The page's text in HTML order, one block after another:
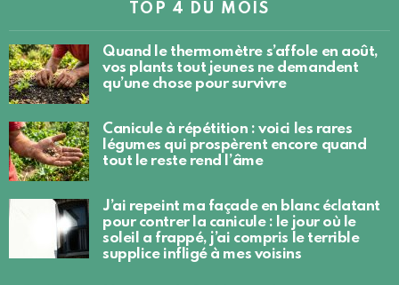
TOP 4 DU MOIS
Quand le thermomètre s’affole en août,
vos plants tout jeunes ne demandent
qu’une chose pour survivre
Canicule à répétition : voici les rares
légumes qui prospèrent encore quand
tout le reste rend l’âme
J’ai repeint ma façade en blanc éclatant
pour contrer la canicule : le jour où le
soleil a frappé, j’ai compris le terrible
supplice infligé à mes voisins